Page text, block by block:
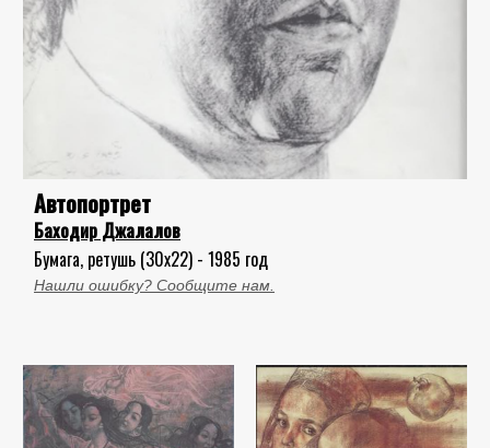
Автопортрет
Баходир Джалалов
Бумага, ретушь (30x22) - 1985 год
Нашли ошибку? Сообщите нам.